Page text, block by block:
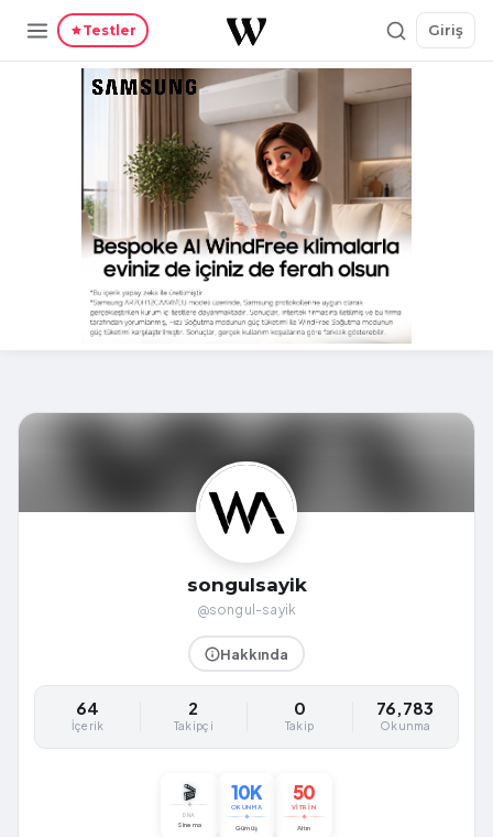
Testler Giriş
songulsayik
@songul-sayik
Hakkında
64
İçerik
2
Takipçi
0
Takip
76,783
Okunma
🎬
DNA
Sinema
10K
OKUNMA
Gümüş
50
VITRIN
Altın